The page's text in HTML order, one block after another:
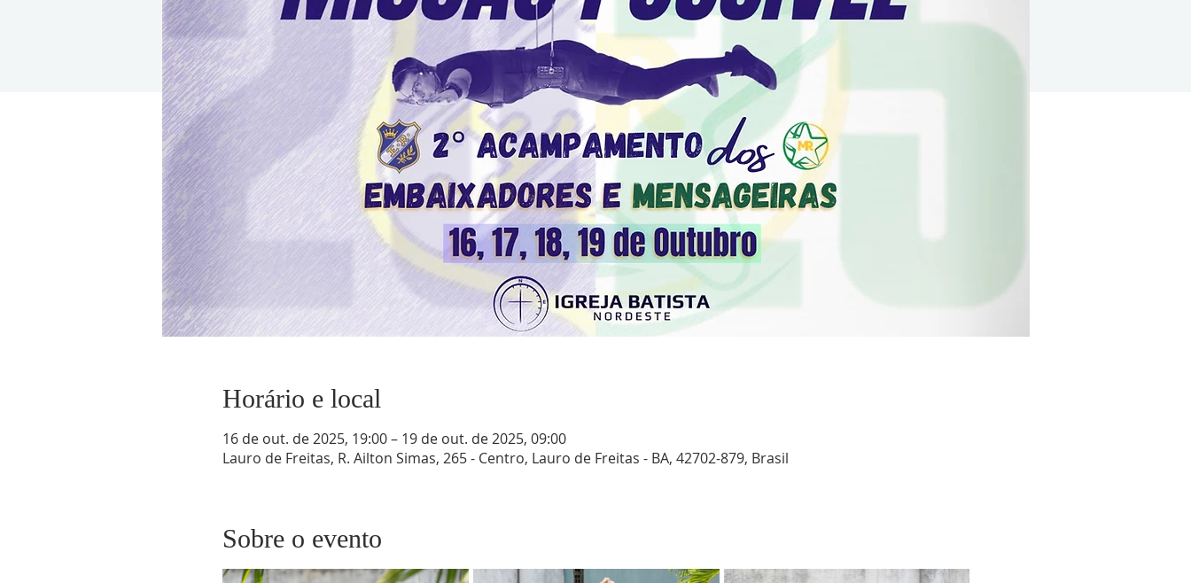
Horário e local
16 de out. de 2025, 19:00 – 19 de out. de 2025, 09:00
Lauro de Freitas, R. Ailton Simas, 265 - Centro, Lauro de Freitas - BA, 42702-879, Brasil
Sobre o evento